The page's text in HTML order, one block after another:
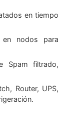
en tiempo
nodos para
filtrado,
Router, UPS,